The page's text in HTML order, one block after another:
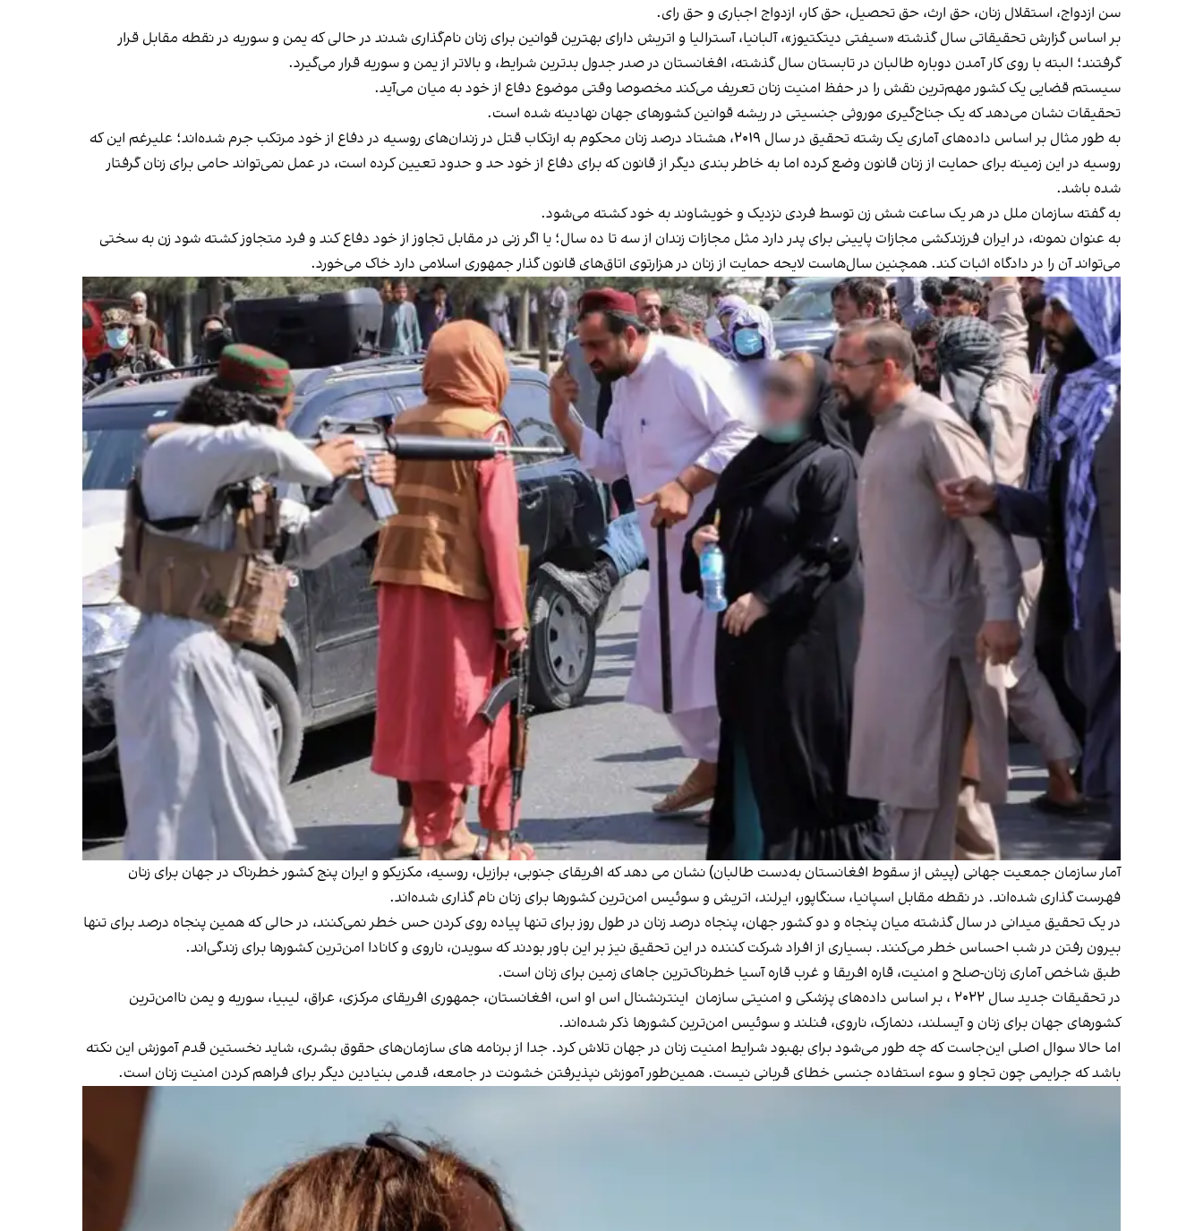
سن ازدواج، استقلال زنان، حق ارث، حق تحصیل، حق کار، ازدواج اجباری و حق رای.
بر اساس گزارش تحقیقاتی سال گذشته «سیفتی دیتکتیوز»، آلبانیا، آسترالیا و اتریش دارای بهترین قوانین برای زنان نام‌گذاری شدند در حالی که یمن و سوریه در نقطه مقابل قرار
گرفتند؛ البته با روی کار آمدن دوباره طالبان در تابستان سال گذشته، افغانستان در صدر جدول بدترین شرایط، و بالاتر از یمن و سوریه قرار می‌گیرد.
سیستم قضایی یک کشور مهم‌ترین نقش را در حفظ امنیت زنان تعریف می‌کند مخصوصا وقتی موضوع دفاع از خود به میان می‌آید.
تحقیقات نشان می‌دهد که یک جناح‌گیری موروثی جنسیتی در ریشه قوانین کشورهای جهان نهادینه شده است.
به طور مثال بر اساس داده‌های آماری یک رشته تحقیق در سال ۲۰۱۹، هشتاد درصد زنان محکوم به ارتکاب قتل در زندان‌های روسیه در دفاع از خود مرتکب جرم شده‌اند؛ علیرغم این که
روسیه در این زمینه برای حمایت از زنان قانون وضع کرده اما به خاطر بندی دیگر از قانون که برای دفاع از خود حد و حدود تعیین کرده است، در عمل نمی‌تواند حامی برای زنان گرفتار
شده باشد.
به گفته سازمان ملل در هر یک ساعت شش زن توسط فردی نزدیک و خویشاوند به خود کشته می‌شود.
به عنوان نمونه، در ایران فرزندکشی مجازات پایینی برای پدر دارد مثل مجازات زندان از سه تا ده سال؛ یا اگر زنی در مقابل تجاوز از خود دفاع کند و فرد متجاوز کشته شود زن به سختی
می‌تواند آن را در دادگاه اثبات کند. همچنین سال‌هاست لایحه حمایت از زنان در هزارتوی اتاق‌های قانون گذار جمهوری اسلامی دارد خاک می‌خورد.
آمار سازمان جمعیت جهانی (پیش از سقوط افغانستان به‌دست طالبان) نشان می دهد که افریقای جنوبی، برازیل، روسیه، مکزیکو و ایران پنج کشور خطرناک در جهان برای زنان
فهرست گذاری شده‌اند. در نقطه مقابل اسپانیا، سنگاپور، ایرلند، اتریش و سوئیس امن‌ترین کشورها برای زنان نام گذاری شده‌اند.
در یک تحقیق میدانی در سال گذشته میان پنجاه و دو کشور جهان، پنجاه درصد زنان در طول روز برای تنها پیاده روی کردن حس خطر نمی‌کنند، در حالی که همین پنجاه درصد برای تنها
بیرون رفتن در شب احساس خطر می‌کنند. بسیاری از افراد شرکت کننده در این تحقیق نیز بر این باور بودند که سویدن، ناروی و کانادا امن‌ترین کشورها برای زندگی‌اند.
طبق شاخص آماری زنان-صلح و امنیت، قاره افریقا و غرب قاره آسیا خطرناک‌ترین جاهای زمین برای زنان است.
در تحقیقات جدید سال ۲۰۲۲ ، بر اساس داده‌های پزشکی و امنیتی سازمان اینترنشنال اس او اس، افغانستان، جمهوری افریقای مرکزی، عراق، لیبیا، سوریه و یمن ناامن‌ترین
کشورهای جهان برای زنان و آیسلند، دنمارک، ناروی، فنلند و سوئیس امن‌ترین کشورها ذکر شده‌اند.
اما حالا سوال اصلی این‌جاست که چه طور می‌شود برای بهبود شرایط امنیت زنان در جهان تلاش کرد. جدا از برنامه های سازمان‌های حقوق بشری، شاید نخستین قدم آموزش این نکته
باشد که جرایمی چون تجاو و سوء استفاده جنسی خطای قربانی نیست. همین‌طور آموزش نپذیرفتن خشونت در جامعه، قدمی بنیادین دیگر برای فراهم کردن امنیت زنان است.